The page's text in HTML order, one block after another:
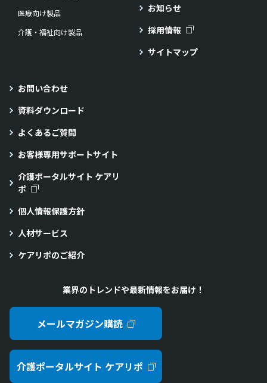
医療向け製品
介護・福祉向け製品
お知らせ
採用情報
サイトマップ
お問い合わせ
資料ダウンロード
よくあるご質問
お客様専用サポートサイト
介護ポータルサイト ケアリ
ポ
個人情報保護方針
人材サービス
ケアリポのご紹介
業界のトレンドや最新情報をお届け！
メールマガジン購読
介護ポータルサイト ケアリポ